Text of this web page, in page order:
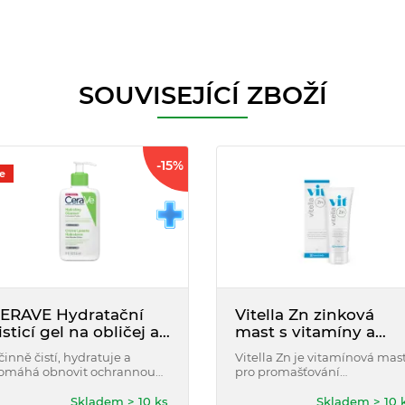
SOUVISEJÍCÍ ZBOŽÍ
-15%
Hydratační
gel na obličej a
236 ml
čistí, hydratuje a
obnovit ochrannou
pokožky již po
Skladem > 10 ks
Vitella Zn zinková
mast s vitamíny a
kalciem 75 g
Vitella Zn je vitamínová
pro promašťování
kůže. Obsahuje optimální
Skladem > 10